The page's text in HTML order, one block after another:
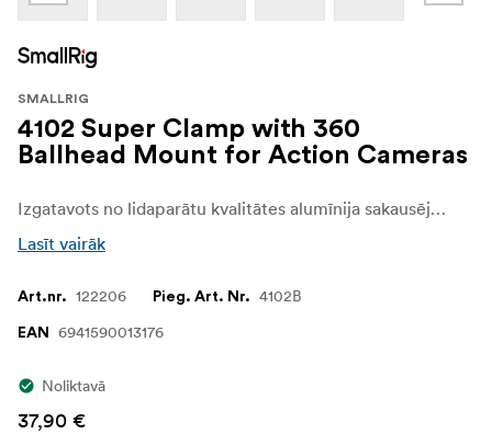
SMALLRIG
4102 Super Clamp with 360
Ballhead Mount for Action Cameras
Izgatavots no lidaparātu kvalitātes alumīnija sakausējuma un nerūsējošā tērauda, CNC anodēts un izgriezts, lai palielinātu izturību un izturību. Tam ir skeleta konstrukcija un haizivs skava ar spēcīgāku iespīlēšanas spēku, kā arī plaši saderīgi 3/8"-16 vītņotie caurumi un ARRI 3/8"-16 atrašanās vietas noteikšanas caurumi.
Lasīt vairāk
Art.nr. 122206 Pieg. Art. Nr. 4102B
EAN 6941590013176
Noliktavā
37,90 €